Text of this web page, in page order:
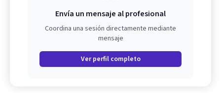
Envía un mensaje al profesional
Coordina una sesión directamente mediante
mensaje
Ver perfil completo